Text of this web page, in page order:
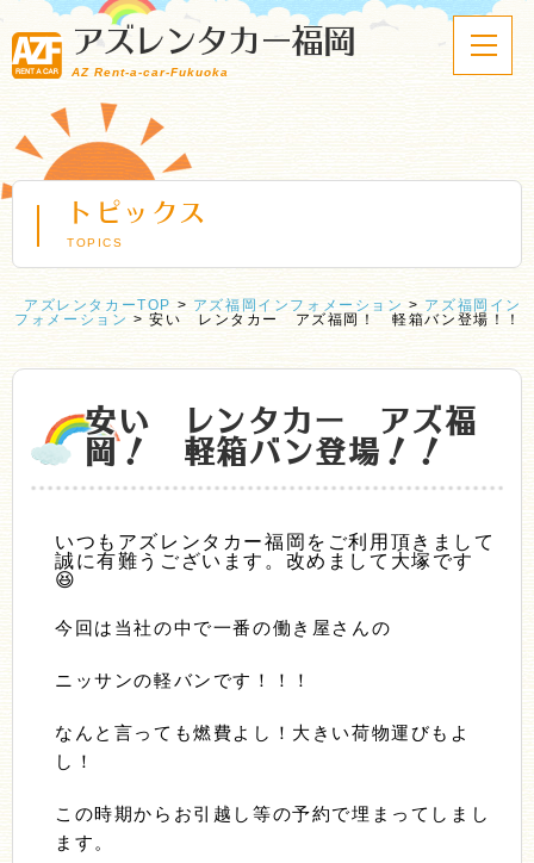
アズレンタカー福岡
AZ Rent-a-car-Fukuoka
トピックス
TOPICS
アズレンタカーTOP > アズ福岡インフォメーション > アズ福岡イン
フォメーション >安い レンタカー アズ福岡！ 軽箱バン登場！！
安い レンタカー アズ福
岡！ 軽箱バン登場！！
いつもアズレンタカー福岡をご利用頂きまして
誠に有難うございます。改めまして大塚です
😆
今回は当社の中で一番の働き屋さんの
ニッサンの軽バンです！！！
なんと言っても燃費よし！大きい荷物運びもよ
し！
この時期からお引越し等の予約で埋まってしまし
ます。